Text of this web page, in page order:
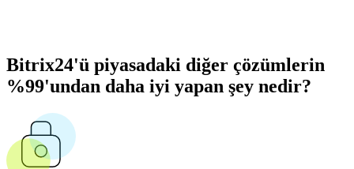
Bitrix24'ü piyasadaki diğer çözümlerin
%99'undan daha iyi yapan şey nedir?